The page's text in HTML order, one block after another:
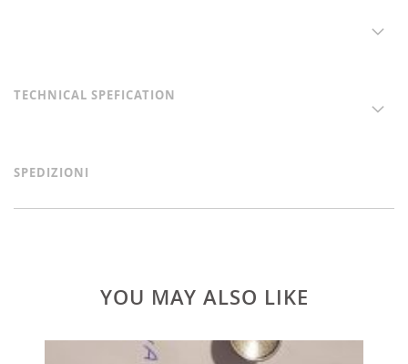
TECHNICAL SPEFICATION
SPEDIZIONI
YOU MAY ALSO LIKE